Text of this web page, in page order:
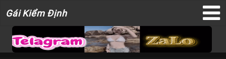
Gái Kiểm Định
Gái
Định
×